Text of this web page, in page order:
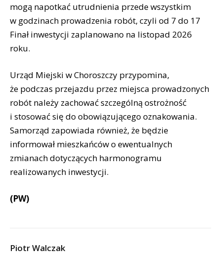
mogą napotkać utrudnienia przede wszystkim
w godzinach prowadzenia robót, czyli od 7 do 17
Finał inwestycji zaplanowano na listopad 2026
roku.
Urząd Miejski w Choroszczy przypomina,
że podczas przejazdu przez miejsca prowadzonych
robót należy zachować szczególną ostrożność
i stosować się do obowiązującego oznakowania.
Samorząd zapowiada również, że będzie
informował mieszkańców o ewentualnych
zmianach dotyczących harmonogramu
realizowanych inwestycji.
(PW)
Piotr Walczak